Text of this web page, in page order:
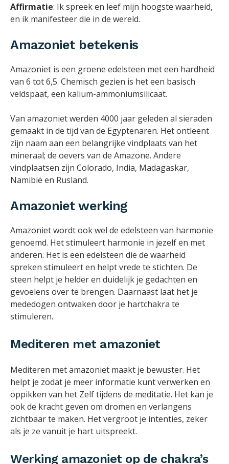
Affirmatie: Ik spreek en leef mijn hoogste waarheid,
en ik manifesteer die in de wereld.
Amazoniet betekenis
Amazoniet is een groene edelsteen met een hardheid
van 6 tot 6,5. Chemisch gezien is het een basisch
veldspaat, een kalium-ammoniumsilicaat.
Van amazoniet werden 4000 jaar geleden al sieraden
gemaakt in de tijd van de Egyptenaren. Het ontleent
zijn naam aan een belangrijke vindplaats van het
mineraal; de oevers van de Amazone. Andere
vindplaatsen zijn Colorado, India, Madagaskar,
Namibië en Rusland.
Amazoniet werking
Amazoniet wordt ook wel de edelsteen van harmonie
genoemd. Het stimuleert harmonie in jezelf en met
anderen. Het is een edelsteen die de waarheid
spreken stimuleert en helpt vrede te stichten. De
steen helpt je helder en duidelijk je gedachten en
gevoelens over te brengen. Daarnaast laat het je
mededogen ontwaken door je hartchakra te
stimuleren.
Mediteren met amazoniet
Mediteren met amazoniet maakt je bewuster. Het
helpt je zodat je meer informatie kunt verwerken en
oppikken van het Zelf tijdens de meditatie. Het kan je
ook de kracht geven om dromen en verlangens
zichtbaar te maken. Het vergroot je intenties, zeker
als je ze vanuit je hart uitspreekt.
Werking amazoniet op de chakra’s